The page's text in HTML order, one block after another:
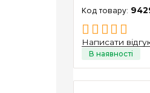
Написати